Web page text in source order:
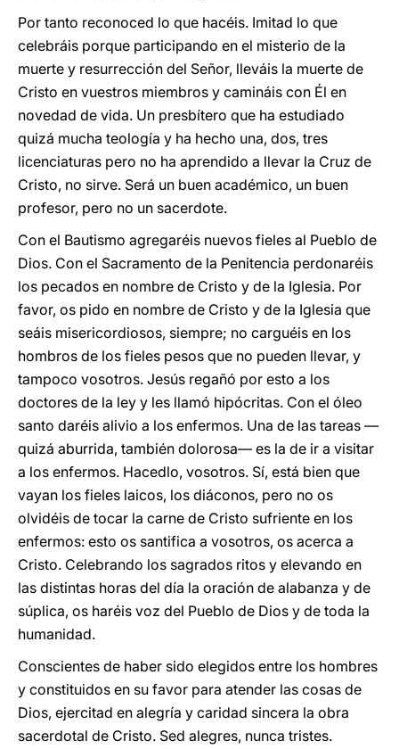
Por tanto reconoced lo que hacéis. Imitad lo que
celebráis porque participando en el misterio de la
muerte y resurrección del Señor, lleváis la muerte de
Cristo en vuestros miembros y camináis con Él en
novedad de vida. Un presbítero que ha estudiado
quizá mucha teología y ha hecho una, dos, tres
licenciaturas pero no ha aprendido a llevar la Cruz de
Cristo, no sirve. Será un buen académico, un buen
profesor, pero no un sacerdote.
Con el Bautismo agregaréis nuevos fieles al Pueblo de
Dios. Con el Sacramento de la Penitencia perdonaréis
los pecados en nombre de Cristo y de la Iglesia. Por
favor, os pido en nombre de Cristo y de la Iglesia que
seáis misericordiosos, siempre; no carguéis en los
hombros de los fieles pesos que no pueden llevar, y
tampoco vosotros. Jesús regañó por esto a los
doctores de la ley y les llamó hipócritas. Con el óleo
santo daréis alivio a los enfermos. Una de las tareas —
quizá aburrida, también dolorosa— es la de ir a visitar
a los enfermos. Hacedlo, vosotros. Sí, está bien que
vayan los fieles laicos, los diáconos, pero no os
olvidéis de tocar la carne de Cristo sufriente en los
enfermos: esto os santifica a vosotros, os acerca a
Cristo. Celebrando los sagrados ritos y elevando en
las distintas horas del día la oración de alabanza y de
súplica, os haréis voz del Pueblo de Dios y de toda la
humanidad.
Conscientes de haber sido elegidos entre los hombres
y constituidos en su favor para atender las cosas de
Dios, ejercitad en alegría y caridad sincera la obra
sacerdotal de Cristo. Sed alegres, nunca tristes.